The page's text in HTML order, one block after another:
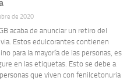
de 2020
acaba de anunciar un retiro del
Estos edulcorantes contienen
para la mayoría de las personas, es
en las etiquetas. Esto se debe a
que viven con fenilcetonuria